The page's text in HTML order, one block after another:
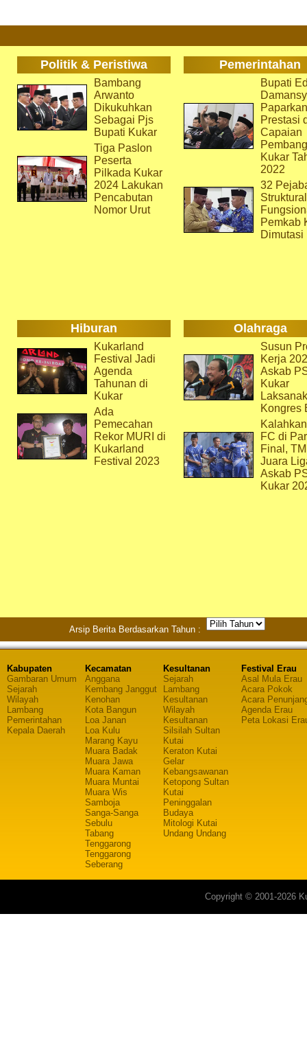
Politik & Peristiwa Pemerintahan
Bambang
Arwanto
Dikukuhkan
Sebagai Pjs
Bupati Kukar
Tiga Paslon
Peserta
Pilkada Kukar
2024 Lakukan
Pencabutan
Nomor Urut
Bupati
Paparkan
Prestasi
Capaian
Kukar
2022
32
Pemkab
Dimutasi
Hiburan Olahraga
Kukarland
Festival Jadi
Agenda
Tahunan di
Kukar
Ada
Pemecahan
Rekor MURI di
Kukarland
Festival 2023
Susun
Kerja
Askab
Kukar
Kongres
FC di
Final,
Juara
Askab
Kukar
Arsip Berita Berdasarkan Tahun :
Kabupaten
Gambaran Umum
Sejarah
Wilayah
Lambang
Pemerintahan
Kepala Daerah
Kecamatan
Anggana
Kembang Janggut
Kenohan
Kota Bangun
Loa Janan
Loa Kulu
Marang Kayu
Muara Badak
Muara Jawa
Muara Kaman
Muara Muntai
Muara Wis
Samboja
Sanga-Sanga
Sebulu
Tabang
Tenggarong
Tenggarong
Seberang
Kesultanan
Sejarah
Lambang
Kesultanan
Wilayah
Kesultanan
Silsilah Sultan
Kutai
Keraton Kutai
Gelar
Kebangsawanan
Ketopong Sultan
Kutai
Peninggalan
Budaya
Mitologi Kutai
Undang Undang
Festival Erau
Asal Mula Erau
Acara Pokok
Acara
Agenda Erau
Peta Lokasi
Copyright © 2001-2026